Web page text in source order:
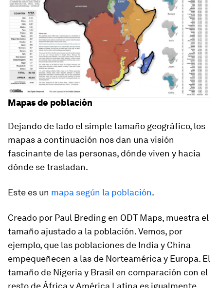
Mapas de población
Dejando de lado el simple tamaño geográfico, los
mapas a continuación nos dan una visión
fascinante de las personas, dónde viven y hacia
dónde se trasladan.
Este es un mapa según la población.
Creado por Paul Breding en ODT Maps, muestra el
tamaño ajustado a la población. Vemos, por
ejemplo, que las poblaciones de India y China
empequeñecen a las de Norteamérica y Europa. El
tamaño de Nigeria y Brasil en comparación con el
resto de África y América Latina es igualmente